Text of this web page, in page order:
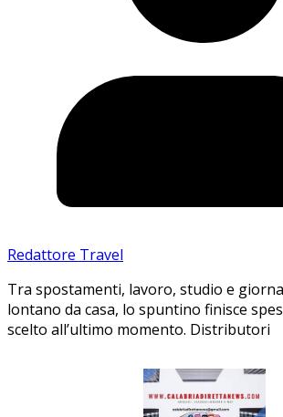
Redattore Travel
Tra spostamenti, lavoro, studio e
lontano da casa, lo spuntino finisce
scelto all’ultimo momento. Distributori